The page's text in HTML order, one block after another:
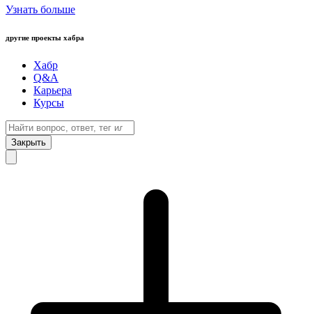
Узнать больше
другие проекты хабра
Хабр
Q&A
Карьера
Курсы
Закрыть